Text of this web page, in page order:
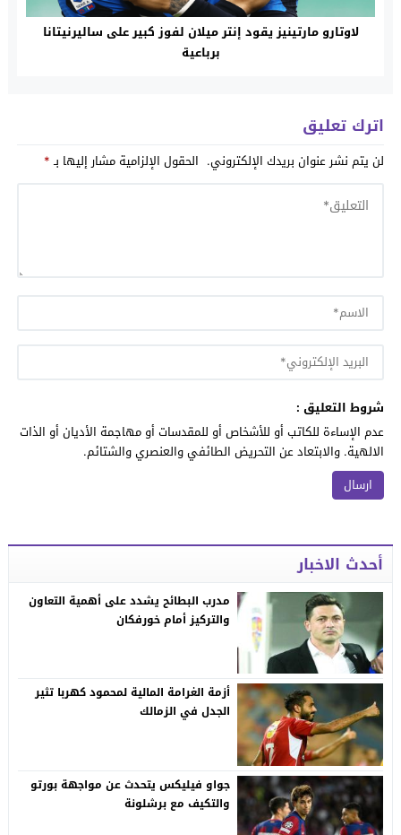
لاوتارو مارتينيز يقود إنتر ميلان لفوز كبير على ساليرنيتانا
برباعية
اترك تعليق
لن يتم نشر عنوان بريدك الإلكتروني. الحقول الإلزامية مشار إليها بـ*
شروط التعليق :
عدم الإساءة للكاتب أو للأشخاص أو للمقدسات أو مهاجمة الأديان أو الذات
الالهية. والابتعاد عن التحريض الطائفي والعنصري والشتائم.
أحدث الاخبار
مدرب البطائح يشدد على أهمية التعاون
والتركيز أمام خورفكان
أزمة الغرامة المالية لمحمود كهربا تثير
الجدل في الزمالك
جواو فيليكس يتحدث عن مواجهة بورتو
والتكيف مع برشلونة